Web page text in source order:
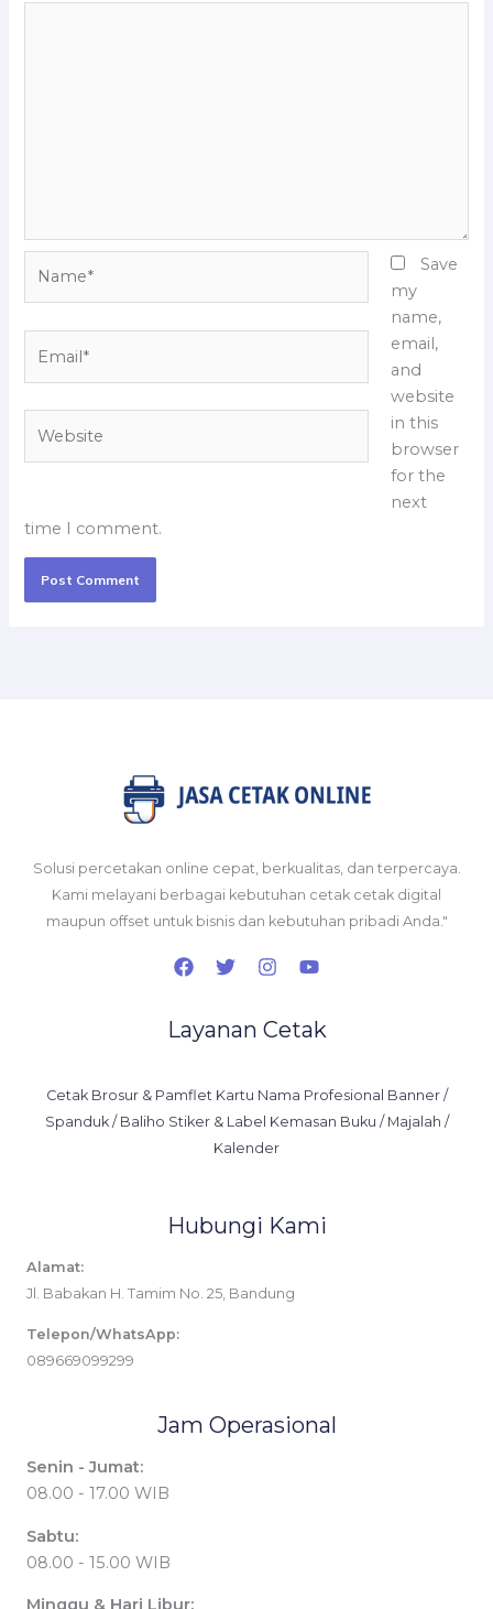
Save
my
name,
email,
and
website
in this
browser
for the
next
time I comment.
Solusi percetakan online cepat, berkualitas, dan terpercaya.
Kami melayani berbagai kebutuhan cetak cetak digital
maupun offset untuk bisnis dan kebutuhan pribadi Anda."
Layanan Cetak
Cetak Brosur & Pamflet Kartu Nama Profesional Banner /
Spanduk / Baliho Stiker & Label Kemasan Buku / Majalah /
Kalender
Hubungi Kami
Alamat:
Jl. Babakan H. Tamim No. 25, Bandung
Telepon/WhatsApp:
089669099299
Jam Operasional
Senin - Jumat:
08.00 - 17.00 WIB
Sabtu:
08.00 - 15.00 WIB
Minggu & Hari Libur: